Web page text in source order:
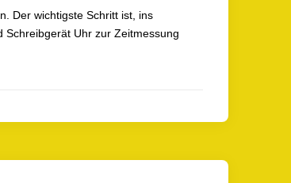
Der wichtigste Schritt ist, ins
Uhr zur Zeitmessung